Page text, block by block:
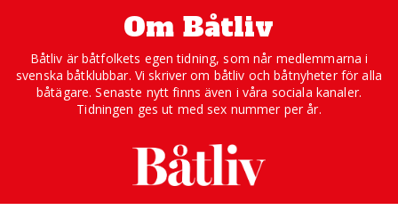
Om Båtliv
Båtliv är båtfolkets egen tidning, som når medlemmarna i
svenska båtklubbar. Vi skriver om båtliv och båtnyheter för alla
båtägare. Senaste nytt finns även i våra sociala kanaler.
Tidningen ges ut med sex nummer per år.